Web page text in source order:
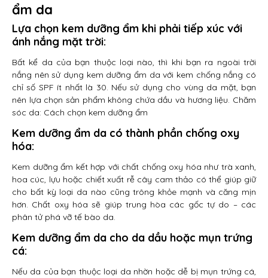
ẩm da
Lựa chọn kem dưỡng ẩm khi phải tiếp xúc với
ánh nắng mặt trời:
Bất kể da của bạn thuộc loại nào, thì khi bạn ra ngoài trời
nắng nên sử dụng kem dưỡng ẩm da với kem chống nắng có
chỉ số SPF ít nhất là 30. Nếu sử dụng cho vùng da mặt, bạn
nên lựa chọn sản phẩm không chứa dầu và hương liệu. Chăm
sóc da: Cách chọn kem dưỡng ẩm
Kem dưỡng ẩm da có thành phần chống oxy
hóa:
Kem dưỡng ẩm kết hợp với chất chống oxy hóa như trà xanh,
hoa cúc, lựu hoặc chiết xuất rễ cây cam thảo có thể giúp giữ
cho bất kỳ loại da nào cũng trông khỏe mạnh và căng mịn
hơn. Chất oxy hóa sẽ giúp trung hòa các gốc tự do – các
phân tử phá vỡ tế bào da.
Kem dưỡng ẩm da cho da dầu hoặc mụn trứng
cá:
Nếu da của bạn thuộc loại da nhờn hoặc dễ bị mụn trứng cá,